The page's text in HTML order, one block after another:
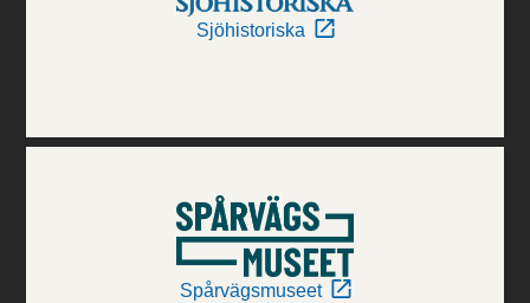
Sjöhistoriska
Spårvägsmuseet